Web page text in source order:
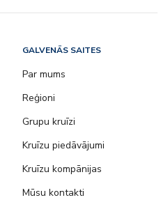
GALVENĀS SAITES
Par mums
Reģioni
Grupu kruīzi
Kruīzu piedāvājumi
Kruīzu kompānijas
Mūsu kontakti